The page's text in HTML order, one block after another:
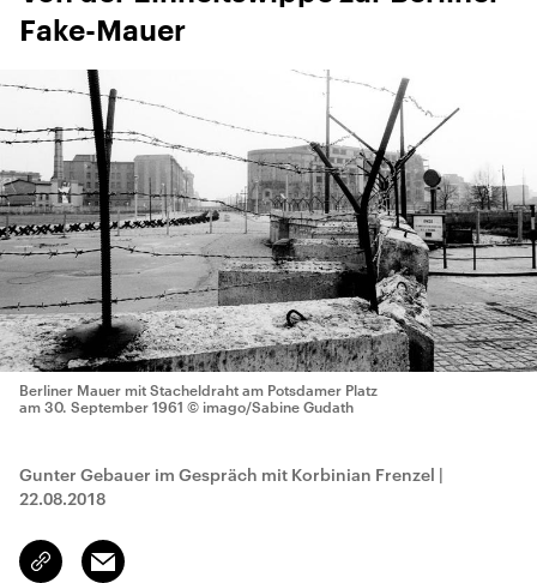
Fake-Mauer
Berliner Mauer mit Stacheldraht am Potsdamer Platz
am 30. September 1961 © imago/Sabine Gudath
Gunter Gebauer im Gespräch mit Korbinian Frenzel |
22.08.2018
Link
kopieren/teilen
Email